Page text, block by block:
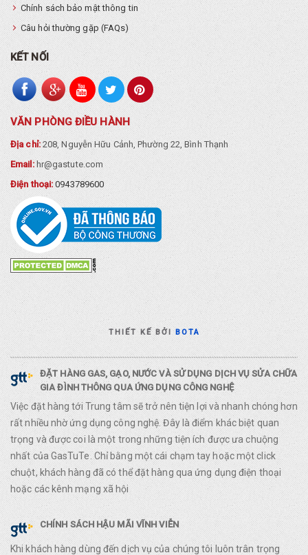
Chính sách bảo mật thông tin
Câu hỏi thường gặp (FAQs)
KẾT NỐI
VĂN PHÒNG ĐIỀU HÀNH
Địa chỉ:208, Nguyễn Hữu Cảnh, Phường 22, Bình Thạnh
Email:hr@gastute.com
Điện thoại:0943789600
THIẾT KẾ BỞIBOTA
ĐẶT HÀNG GAS, GẠO, NƯỚC VÀ SỬ DỤNG DỊCH VỤ SỬA CHỮA
GIA ĐÌNH THÔNG QUA ỨNG DỤNG CÔNG NGHỆ
Việc đặt hàng tới Trung tâm sẽ trở nên tiện lợi và nhanh chóng hơn
rất nhiều nhờ ứng dụng công nghệ. Đây là điểm khác biệt quan
trọng và được coi là một trong những tiện ích được ưa chuộng
nhất của GasTuTe. Chỉ bằng một cái chạm tay hoặc một click
chuột, khách hàng đã có thể đặt hàng qua ứng dụng điện thoại
hoặc các kênh mạng xã hội
CHÍNH SÁCH HẬU MÃI VĨNH VIỄN
Khi khách hàng dùng đến dịch vụ của chúng tôi luôn trân trọng